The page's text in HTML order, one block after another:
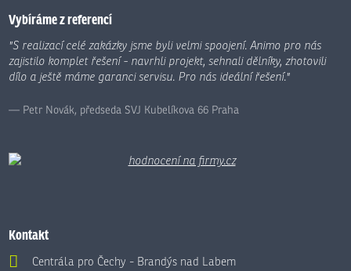
nepodařilo
odeslat.
Vybíráme z referencí
"S realizací celé zakázky jsme byli velmi spoojení. Animo pro nás
zajistilo komplet řešení - navrhli projekt, sehnali dělníky, zhotovili
dílo a ještě máme garanci servisu. Pro nás ideální řešení."
Petr Novák, předseda SVJ Kubelíkova 66 Praha
Kontakt
Centrála pro Čechy - Brandýs nad Labem